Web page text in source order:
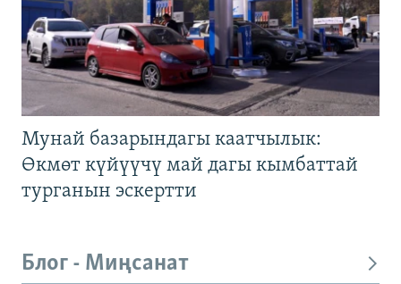
Мунай базарындагы каатчылык:
Өкмөт күйүүчү май дагы кымбаттай
турганын эскертти
Блог - Миңсанат